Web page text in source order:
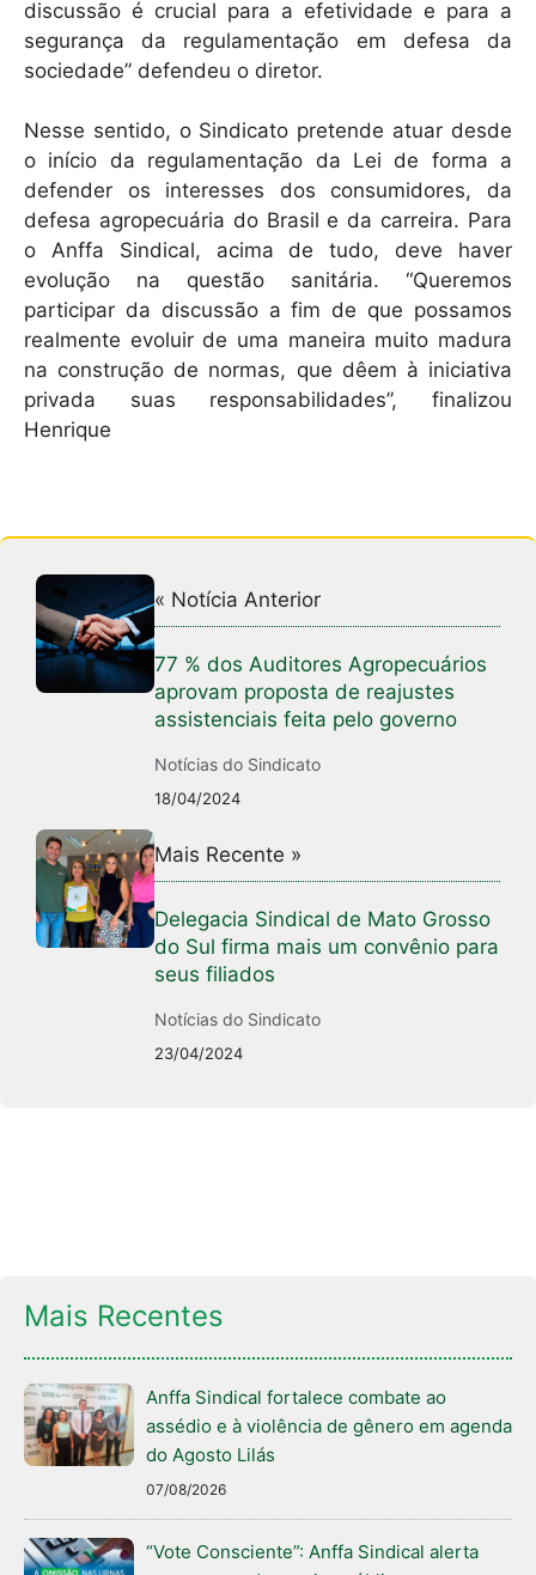
discussão é crucial para a efetividade e para a
segurança da regulamentação em defesa da
sociedade” defendeu o diretor.
Nesse sentido, o Sindicato pretende atuar desde
o início da regulamentação da Lei de forma a
defender os interesses dos consumidores, da
defesa agropecuária do Brasil e da carreira. Para
o Anffa Sindical, acima de tudo, deve haver
evolução na questão sanitária. “Queremos
participar da discussão a fim de que possamos
realmente evoluir de uma maneira muito madura
na construção de normas, que dêem à iniciativa
privada suas responsabilidades”, finalizou
Henrique
« Notícia Anterior
77 % dos Auditores Agropecuários
aprovam proposta de reajustes
assistenciais feita pelo governo
Notícias do Sindicato
18/04/2024
Mais Recente »
Delegacia Sindical de Mato Grosso
do Sul firma mais um convênio para
seus filiados
Notícias do Sindicato
23/04/2024
Mais Recentes
Anffa Sindical fortalece combate ao
assédio e à violência de gênero em agenda
do Agosto Lilás
07/08/2026
“Vote Consciente”: Anffa Sindical alerta